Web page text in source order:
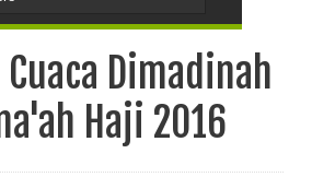
Dimadinah
Haji 2016